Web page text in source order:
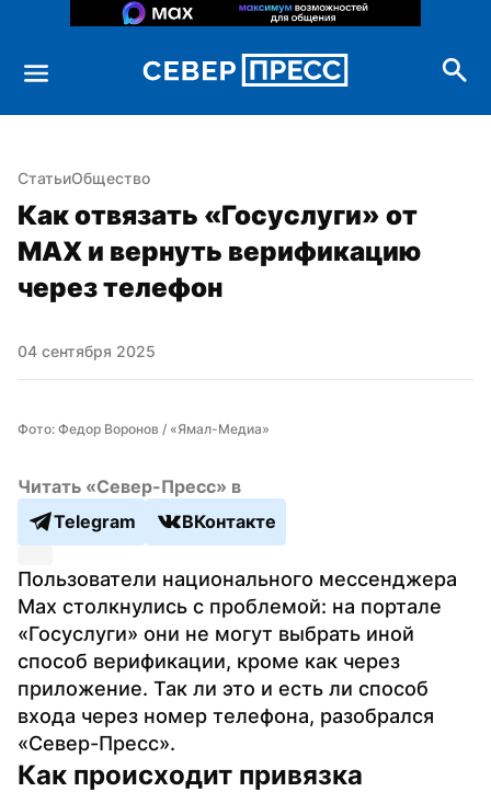
СтатьиОбщество
Как отвязать «Госуслуги» от
MAX и вернуть верификацию
через телефон
04 сентября 2025
Фото: Федор Воронов / «Ямал-Медиа»
Читать «Север-Пресс» в
Telegram
ВКонтакте
Пользователи национального мессенджера
Max столкнулись с проблемой: на портале
«Госуслуги» они не могут выбрать иной
способ верификации, кроме как через
приложение. Так ли это и есть ли способ
входа через номер телефона, разобрался
«Север-Пресс».
Как происходит привязка